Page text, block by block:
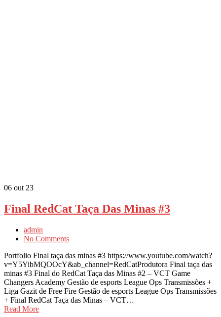
06 out 23
Final RedCat Taça Das Minas #3
admin
No Comments
Portfolio Final taça das minas #3 https://www.youtube.com/watch?
v=Y5YibMQOOcY&ab_channel=RedCatProdutora Final taça das
minas #3 Final do RedCat Taça das Minas #2 – VCT Game
Changers Academy Gestão de esports League Ops Transmissões +
Liga Gazit de Free Fire Gestão de esports League Ops Transmissões
+ Final RedCat Taça das Minas – VCT…
Read More